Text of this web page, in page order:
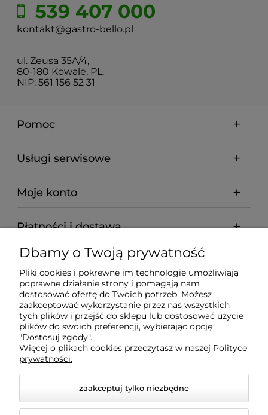
539 407 000
kontakt@gastro-bello.pl
ul. Zeusa 35A/4,
80-180 Kowale, PL.
NIP: 561 156 52 31
Pomoc
Usługi serwisowe
Moje konto
Płatności i dostawa
Informacje
O nas
Wyposażenie Gastronomii - Projekty Technologiczne -
Sklep Gastronomiczny - Serwis Sprzętu
Gastronomicznego | Gdańsk - Trójmiasto - Pomorskie
Dbamy o Twoją prywatność
Pliki cookies i pokrewne im technologie umożliwiają
poprawne działanie strony i pomagają nam
dostosować ofertę do Twoich potrzeb. Możesz
zaakceptować wykorzystanie przez nas wszystkich
tych plików i przejść do sklepu lub dostosować użycie
plików do swoich preferencji, wybierając opcję
"Dostosuj zgody".
Więcej o plikach cookies przeczytasz w naszej Polityce
prywatności.
zaakceptuj tylko niezbędne